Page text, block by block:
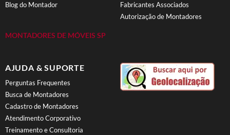
Blog do Montador
MONTADORES DE MÓVEIS SP
Fabricantes Associados
Autorização de Montadores
AJUDA & SUPORTE
Perguntas Frequentes
Busca de Montadores
Cadastro de Montadores
Atendimento Corporativo
Treinamento e Consultoria